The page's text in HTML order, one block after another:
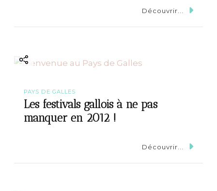
Découvrir...
PAYS DE GALLES
Les festivals gallois à ne pas
manquer en 2012 !
Découvrir...